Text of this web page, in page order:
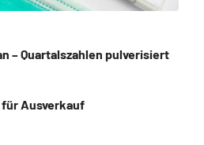
– Quartalszahlen pulverisiert
Ausverkauf